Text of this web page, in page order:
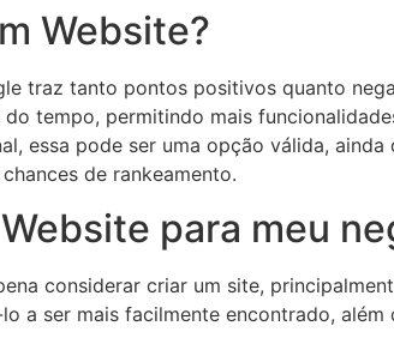
Website?
traz tanto pontos positivos quanto
tempo, permitindo mais
essa pode ser uma opção válida, ainda
de rankeamento.
para meu
considerar criar um site,
a ser mais facilmente encontrado,